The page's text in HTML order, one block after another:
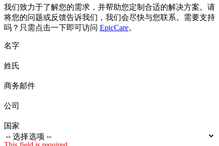
我们致力于了解您的需求，并帮助您定制合适的解决方案。请
将您的问题或反馈告诉我们，我们会尽快与您联系。需要支持
吗？只需点击一下即可访问 EpicCare。
名字
姓氏
商务邮件
公司
国家